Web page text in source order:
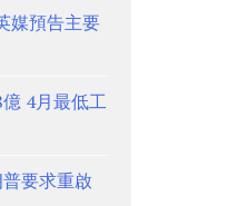
媒預告主要
4月最低工
要求重啟